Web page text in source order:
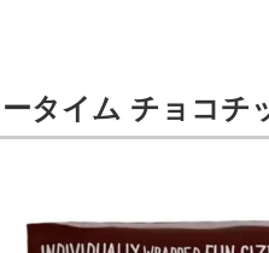
タイム チョコチ